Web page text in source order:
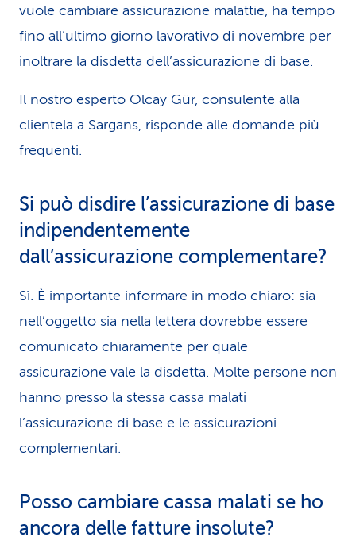
vuole cambiare assicurazione malattie, ha tempo
fino all’ultimo giorno lavorativo di novembre per
inoltrare la disdetta dell’assicurazione di base.
Il nostro esperto Olcay Gür, consulente alla
clientela a Sargans, risponde alle domande più
frequenti.
Si può disdire l’assicurazione di base
indipendentemente
dall’assicurazione complementare?
Sì. È importante informare in modo chiaro: sia
nell’oggetto sia nella lettera dovrebbe essere
comunicato chiaramente per quale
assicurazione vale la disdetta. Molte persone non
hanno presso la stessa cassa malati
l’assicurazione di base e le assicurazioni
complementari.
Posso cambiare cassa malati se ho
ancora delle fatture insolute?